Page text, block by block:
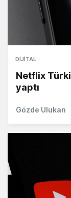
DIJITAL
Netflix
yaptı
Gözde Ulukan